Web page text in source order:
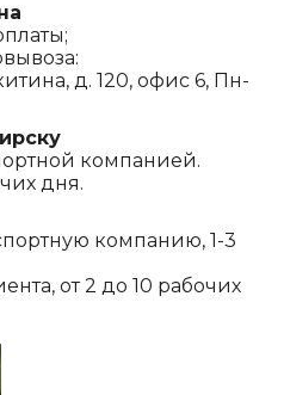
д. 120, офис 6, Пн-
компанией.
дня.
компанию, 1-3
от 2 до 10 рабочих